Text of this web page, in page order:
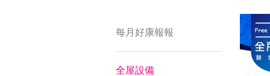
每月好康報報
全屋設備